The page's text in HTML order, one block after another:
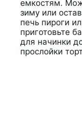
емкостям.
зиму или
печь пироги
приготовьте
для начинки
прослойки